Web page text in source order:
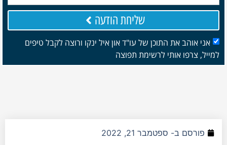
אני אוהב את התוכן של עו"ד און איל ינקו ורוצה לקבל טיפים
למייל, צרפו אותי לרשימת תפוצה
שליחת הודעה
פורסם ב- ספטמבר 21, 2022